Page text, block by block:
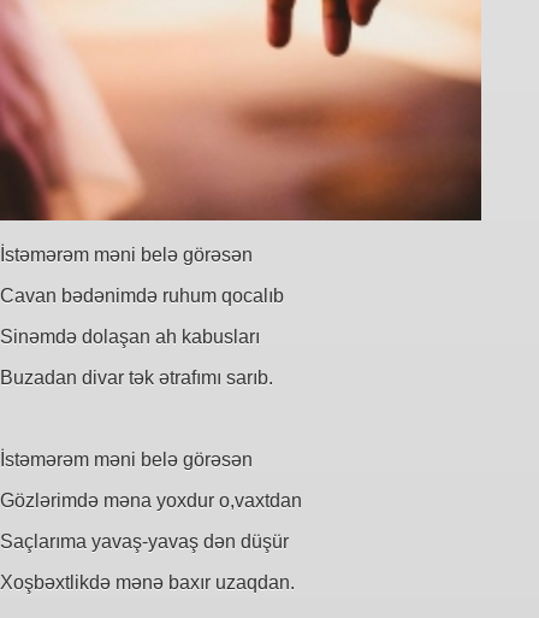
İstəmərəm məni belə görəsən
Cavan bədənimdə ruhum qocalıb
Sinəmdə dolaşan ah kabusları
Buzadan divar tək ətrafımı sarıb.
İstəmərəm məni belə görəsən
Gözlərimdə məna yoxdur o,vaxtdan
Saçlarıma yavaş-yavaş dən düşür
Xoşbəxtlikdə mənə baxır uzaqdan.